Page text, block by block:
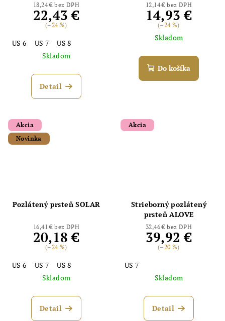
18,24 € bez DPH
22,43 €
(–24 %)
US 6 US 7
US 8
Skladom
Detail
12,14 € bez DPH
14,93 €
(–24 %)
Skladom
Do košíka
Akcia
Novinka
Pozlátený prsteň SOLAR
16,41 € bez DPH
20,18 €
(–24 %)
US 6 US 7
US 8
Skladom
Detail
Akcia
Strieborný pozlátený
prsteň ALOVE
32,46 € bez DPH
39,92 €
(–20 %)
US 7
Skladom
Detail